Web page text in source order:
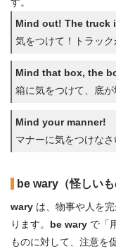
Mind out! The truck
気をつけて！トラック
Mind that box, the
箱に気をつけて、底
Mind your manner!
マナーに気をつけなさ
be wary（怪しいも
wary は、物事や人を
ります。 be wary で「
ものに対して、注意を